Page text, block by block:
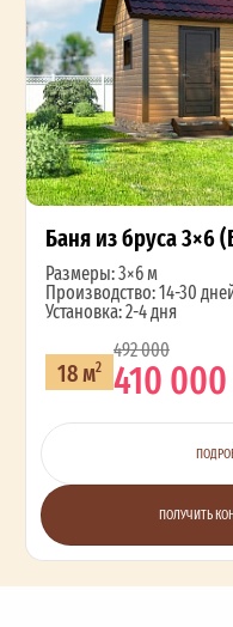
Баня из бруса 3×6
Размеры: 3×6 м
Производство: 14-30
Установка: 2-4 дня
18 м2
492 000
410 000
ПОЛУЧИТЬ